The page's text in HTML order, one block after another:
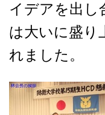
イデアを出し
は大いに盛り
れました。